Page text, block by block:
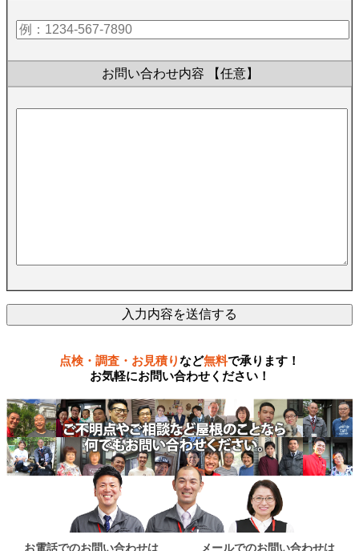
お問い合わせ内容 【任意】
点検・調査・お見積りなど無料で承ります！
お気軽にお問い合わせください！
お電話でのお問い合わせは メールでのお問い合わせは